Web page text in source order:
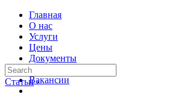
Главная
О нас
Услуги
Цены
Документы
Контакты
Вакансии
Статьи ›